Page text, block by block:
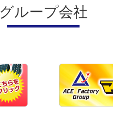
グループ会社